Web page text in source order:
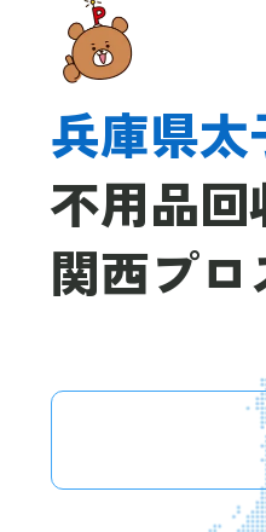
兵庫県太
不用品回
関西プロ